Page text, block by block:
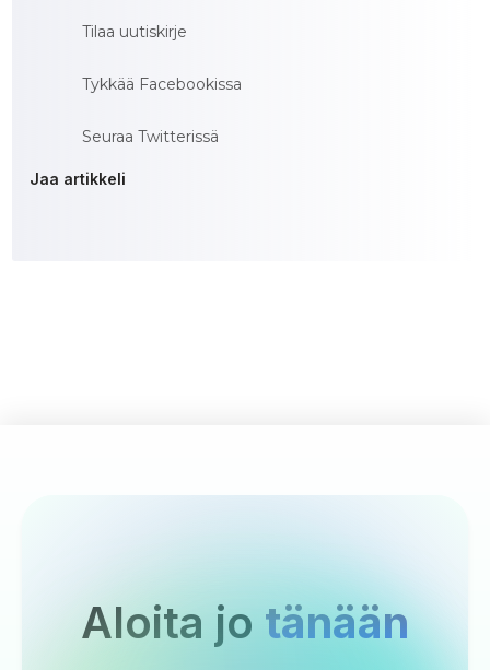
Tilaa uutiskirje
Tykkää Facebookissa
Seuraa Twitterissä
Jaa artikkeli
Aloita jo tänään